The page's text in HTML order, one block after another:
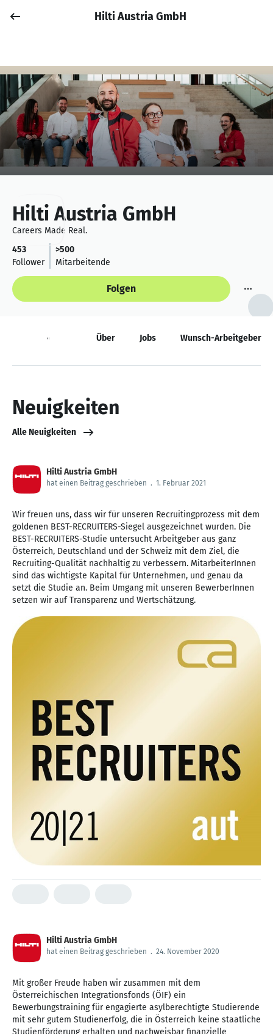
Anmelden
Hilti Austria GmbH
Hilti Austria GmbH
Careers Made Real.
453
Follower
>500
Mitarbeitende
Folgen
Neuigkeiten Über Jobs Wunsch-Arbeitgeber
Neuigkeiten
Alle Neuigkeiten
Hilti Austria GmbH
hat einen Beitrag geschrieben . 1. Februar 2021
Wir freuen uns, dass wir für unseren Recruitingprozess mit dem
goldenen BEST-RECRUITERS-Siegel ausgezeichnet wurden. Die
BEST-RECRUITERS-Studie untersucht Arbeitgeber aus ganz
Österreich, Deutschland und der Schweiz mit dem Ziel, die
Recruiting-Qualität nachhaltig zu verbessern. MitarbeiterInnen
sind das wichtigste Kapital für Unternehmen, und genau da
setzt die Studie an. Beim Umgang mit unseren BewerberInnen
setzen wir auf Transparenz und Wertschätzung.
Hilti Austria GmbH
hat einen Beitrag geschrieben . 24. November 2020
Mit großer Freude haben wir zusammen mit dem
Österreichischen Integrationsfonds (ÖIF) ein
Bewerbungstraining für engagierte asylberechtigte Studierende
mit sehr gutem Studienerfolg, die in Österreich keine staatliche